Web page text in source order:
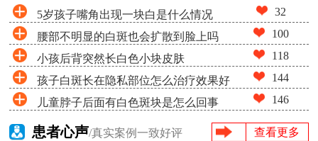
5岁孩子嘴角出现一块白是什么情况 32
腰部不明显的白斑也会扩散到脸上吗 100
小孩后背突然长白色小块皮肤 118
孩子白斑长在隐私部位怎么治疗效果好 144
儿童脖子后面有白色斑块是怎么回事 146
患者心声/真实案例一致好评 查看更多